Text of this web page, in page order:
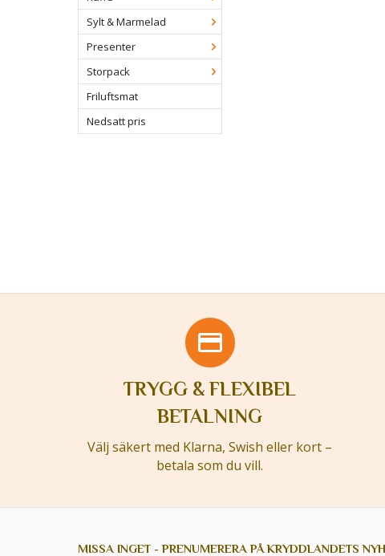
Sylt & Marmelad
Presenter
Storpack
Friluftsmat
Nedsatt pris
TRYGG & FLEXIBEL
BETALNING
Välj säkert med Klarna, Swish eller kort –
betala som du vill.
MISSA INGET - PRENUMERERA PÅ KRYDDLANDETS